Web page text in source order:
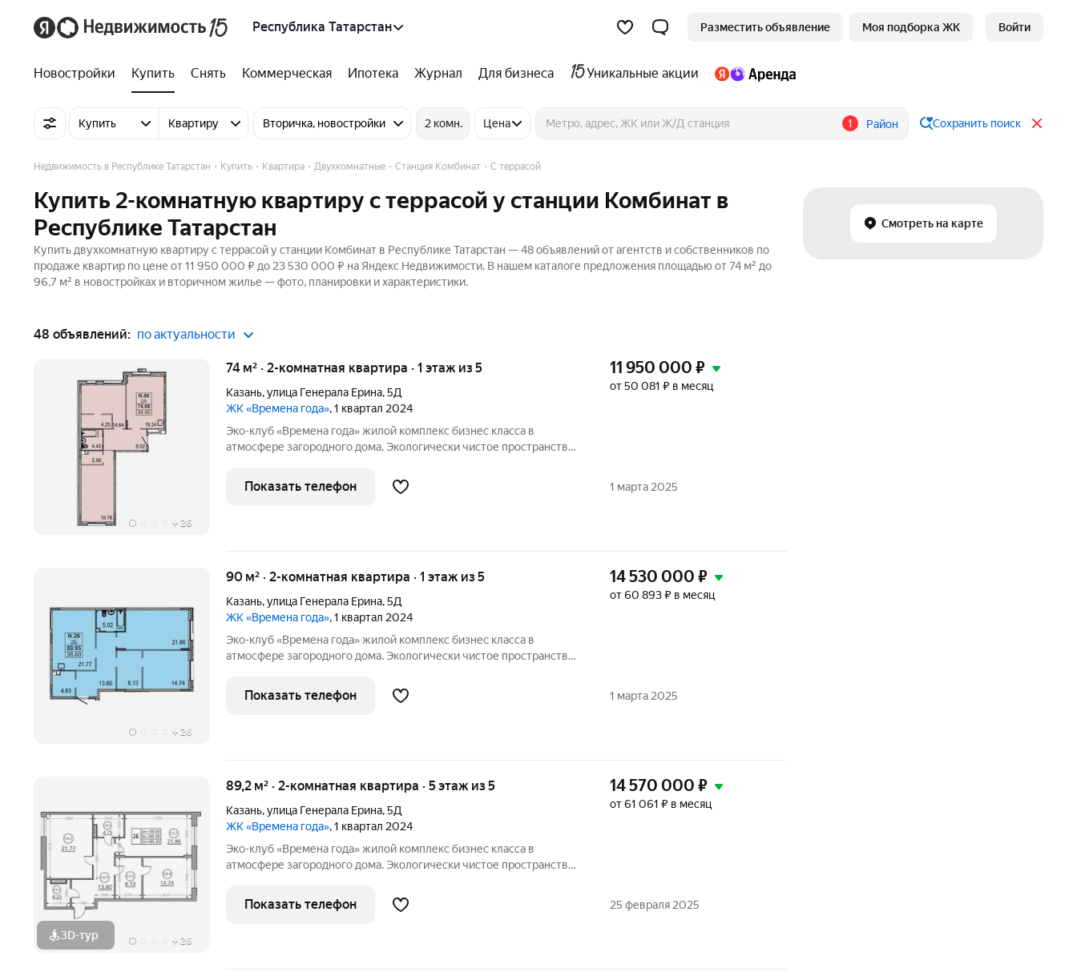
Республика Татарстан Разместить объявление Моя подборка ЖК Войти
Новостройки Купить Снять Коммерческая Ипотека Журнал Для бизнеса Уникальные акции
Купить Квартиру Вторичка, новостройки 2 комн. Цена 1 Район Сохранить поиск
Смотреть на карте
Недвижимость в Республике Татарстан Купить Квартира Двухкомнатные Станция Комбинат С террасой
Купить 2-комнатную квартиру с террасой у станции Комбинат в
Республике Татарстан
Купить двухкомнатную квартиру с террасой у станции Комбинат в Республике Татарстан — 48 объявлений от агентств и собственников по
продаже квартир по цене от 11 950 000 ₽ до 23 530 000 ₽ на Яндекс Недвижимости. В нашем каталоге предложения площадью от 74 м² до
96,7 м² в новостройках и вторичном жилье — фото, планировки и характеристики.
48 объявлений: по актуальности
+ 26
74 м² · 2-комнатная квартира · 1 этаж из 5
Казань,улица Генерала Ерина,5Д
ЖК «Времена года», 1 квартал 2024
Эко-клуб «Времена года» жилой комплекс бизнес класса в
атмосфере загородного дома. Экологически чистое пространство
«15 минутного города». Пространство для жизни успешных людей,
где создан
11 950 000 ₽
от 50 081 ₽ в месяц
Показать телефон 1 марта 2025
+ 26
90 м² · 2-комнатная квартира · 1 этаж из 5
Казань,улица Генерала Ерина,5Д
ЖК «Времена года», 1 квартал 2024
Эко-клуб «Времена года» жилой комплекс бизнес класса в
атмосфере загородного дома. Экологически чистое пространство
«15 минутного города». Пространство для жизни успешных людей,
где создан
14 530 000 ₽
от 60 893 ₽ в месяц
Показать телефон 1 марта 2025
3D-тур + 26
89,2 м² · 2-комнатная квартира · 5 этаж из 5
Казань,улица Генерала Ерина,5Д
ЖК «Времена года», 1 квартал 2024
Эко-клуб «Времена года» жилой комплекс бизнес класса в
атмосфере загородного дома. Экологически чистое пространство
«15 минутного города». Пространство для жизни успешных людей,
где создан
14 570 000 ₽
от 61 061 ₽ в месяц
Показать телефон 25 февраля 2025